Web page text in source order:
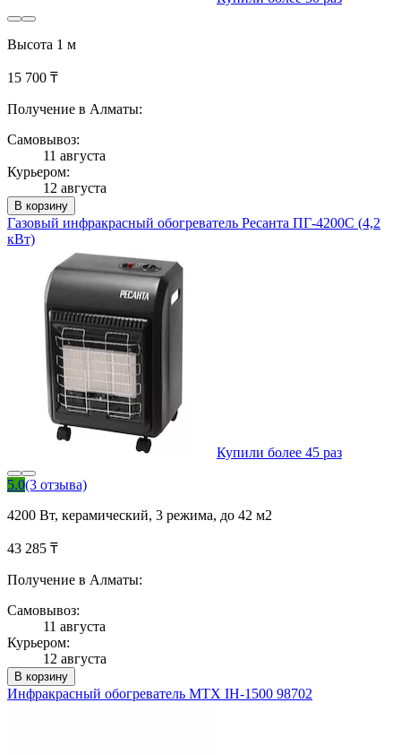
Высота 1 м
15 700 ₸
Получение в Алматы:
Самовывоз:
11 августа
Курьером:
12 августа
В корзину
Газовый инфракрасный обогреватель Ресанта ПГ-4200С (4,2
кВт)
Купили более 45 раз
5.0(3 отзыва)
4200 Вт, керамический, 3 режима, до 42 м2
43 285 ₸
Получение в Алматы:
Самовывоз:
11 августа
Курьером:
12 августа
В корзину
Инфракрасный обогреватель MTX IH-1500 98702